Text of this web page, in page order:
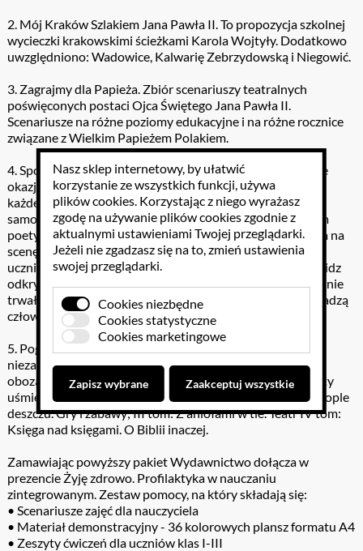
2. Mój Kraków Szlakiem Jana Pawła II. To propozycja szkolnej
wycieczki krakowskimi ścieżkami Karola Wojtyły. Dodatkowo
uwzględniono: Wadowice, Kalwarię Zebrzydowską i Niegowić.
3. Zagrajmy dla Papieża. Zbiór scenariuszy teatralnych
poświęconych postaci Ojca Świętego Jana Pawła II.
Scenariusze na różne poziomy edukacyjne i na różne rocznice
związane z Wielkim Papieżem Polakiem.
4. Spotkanie przy malowanej ścianie. Inscenizacje na różne
okazje dla szkoły podstawowej i gimnazjum. Sprawy dla
każdego podstawowe: życie i śmierć, radość i smutek,
samotność i przyjaźń, miłość i nienawiść – są przedmiotem
poetyckiej zadumy autora. Ta swoista poezja, przeniesiona na
scenę, została dostosowana do możliwości percepcyjnych
uczniów szkoły podstawowej i gimnazjum. Ale i dorosły widz
odkryje dzięki tym niewielkim dramatom prawdę: odrzucenie
trwałych, niezmiennych zasad a wrzawa tego świata nie dadzą
człowiekowi zaspokojenia.(....).
5. Pogodne wieczory to zestaw czterech książek, które są
niezastąpioną pomocą w pracy z dziećmi i młodzieżą na
obozach, zimowiskach, oazach i w świetlicach. I tom: Święty
uśmiechnięty. Quizy i zagadki; II tom: Gdy z nieba kapią krople
deszczu. Gry i zabawy; III tom: Z aniołami w tle. Teatr IV tom:
Księga nad księgami. O Biblii inaczej.
Zamawiając powyższy pakiet Wydawnictwo dołącza w
prezencie Żyję zdrowo. Profilaktyka w nauczaniu
zintegrowanym. Zestaw pomocy, na który składają się:
• Scenariusze zajęć dla nauczyciela
• Materiał demonstracyjny - 36 kolorowych plansz formatu A4
• Zeszyty ćwiczeń dla uczniów klas I-III
Nasz sklep internetowy, by ułatwić
korzystanie ze wszystkich funkcji, używa
plików cookies. Korzystając z niego wyrażasz
zgodę na używanie plików cookies zgodnie z
aktualnymi ustawieniami Twojej przeglądarki.
Jeżeli nie zgadzasz się na to, zmień ustawienia
swojej przeglądarki.
Cookies niezbędne
Cookies statystyczne
Cookies marketingowe
Zapisz wybrane Zaakceptuj wszystkie